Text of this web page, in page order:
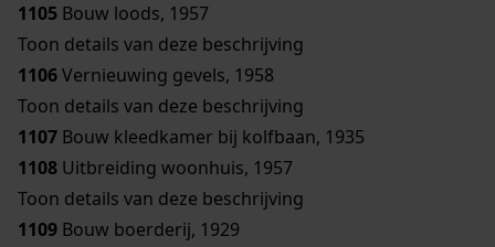
1105 Bouw loods, 1957
Toon details van deze beschrijving
1106Vernieuwing gevels, 1958
Toon details van deze beschrijving
1107 Bouw kleedkamer bij kolfbaan, 1935
1108 Uitbreiding woonhuis, 1957
Toon details van deze beschrijving
1109 Bouw boerderij, 1929